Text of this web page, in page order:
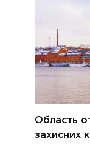
Область
захисних